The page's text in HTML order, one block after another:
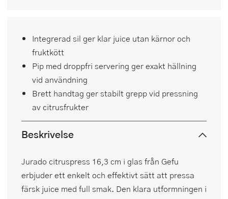
Integrerad sil ger klar juice utan kärnor och
fruktkött
Pip med droppfri servering ger exakt hällning
vid användning
Brett handtag ger stabilt grepp vid pressning
av citrusfrukter
Beskrivelse
Jurado citruspress 16,3 cm i glas från Gefu
erbjuder ett enkelt och effektivt sätt att pressa
färsk juice med full smak. Den klara utformningen i